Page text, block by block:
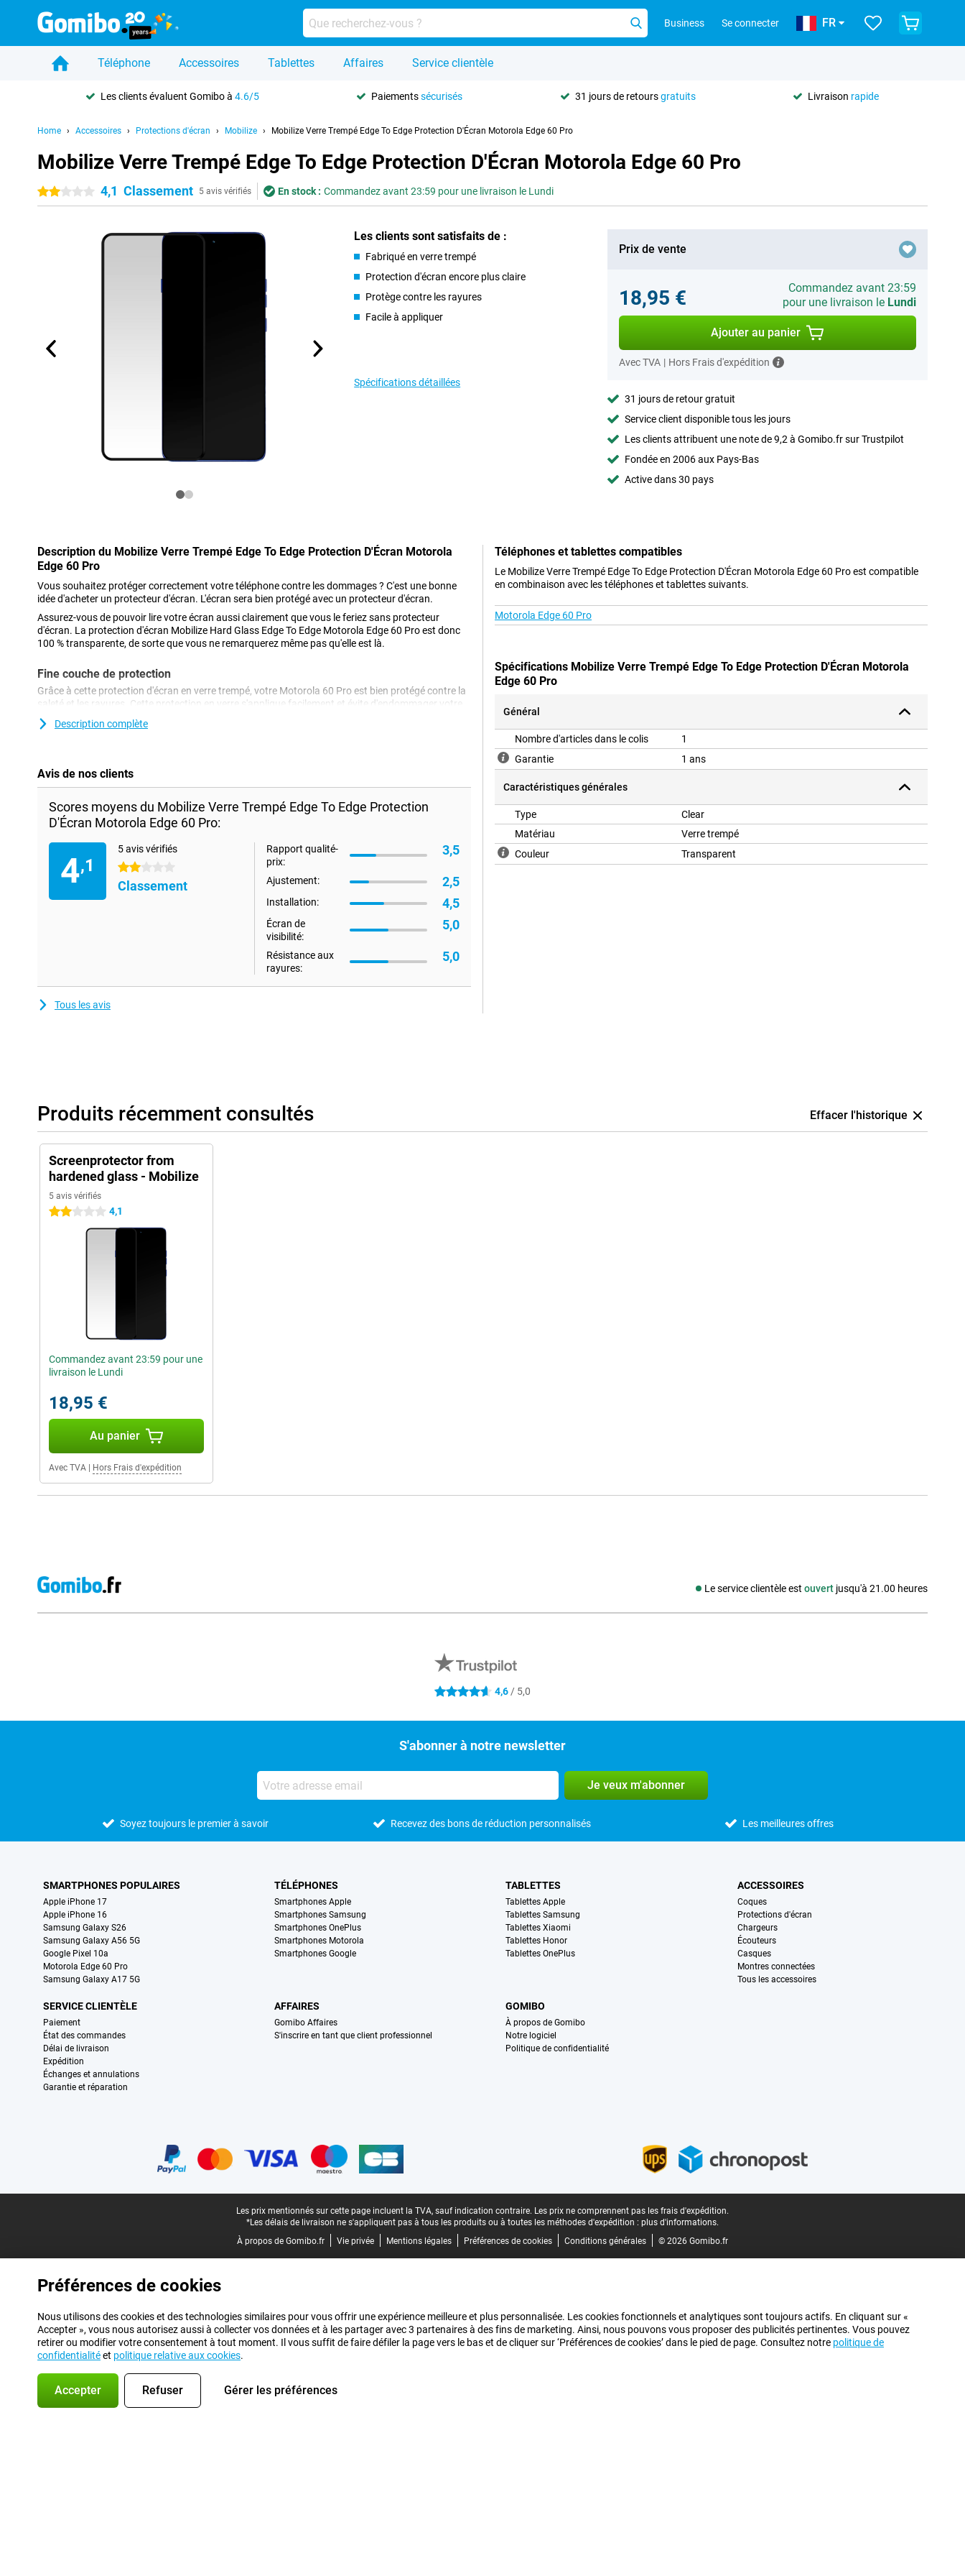
Business Se connecter FR
Téléphone Accessoires Tablettes Affaires Service clientèle
Les clients évaluent Gomibo à4.6/5 Paiementssécurisés 31 jours de retoursgratuits Livraison rapide
Home Accessoires Protections d'écran Mobilize Mobilize Verre Trempé Edge To Edge Protection D'Écran Motorola Edge 60 Pro
Mobilize Verre Trempé Edge To Edge Protection D'Écran Motorola Edge 60 Pro
2 étoiles4,1 Classement 5 avis vérifiés En stock : Commandez avant 23:59 pour une livraison le Lundi
Les clients sont satisfaits de :
Fabriqué en verre trempé
Protection d'écran encore plus claire
Protège contre les rayures
Facile à appliquer
Spécifications détaillées
Prix de vente
18,95 €
Commandez avant 23:59
pour une livraison le Lundi
Ajouter au panier
Avec TVA | Hors Frais d'expédition
31 jours de retour gratuit
Service client disponible tous les jours
Les clients attribuent une note de 9,2 à Gomibo.fr sur Trustpilot
Fondée en 2006 aux Pays-Bas
Active dans 30 pays
Description du Mobilize Verre Trempé Edge To Edge Protection D'Écran Motorola
Edge 60 Pro
Vous souhaitez protéger correctement votre téléphone contre les dommages ? C'est une bonne
idée d'acheter un protecteur d'écran. L'écran sera bien protégé avec un protecteur d'écran.
Assurez-vous de pouvoir lire votre écran aussi clairement que vous le feriez sans protecteur
d'écran. La protection d'écran Mobilize Hard Glass Edge To Edge Motorola Edge 60 Pro est donc
100 % transparente, de sorte que vous ne remarquerez même pas qu'elle est là.
Fine couche de protection
Grâce à cette protection d'écran en verre trempé, votre Motorola 60 Pro est bien protégé contre la
saleté et les rayures. Cette protection en verre s'applique facilement et évite d'endommager votre
écran.
Description complète
Avis de nos clients
Scores moyens du Mobilize Verre Trempé Edge To Edge Protection
D'Écran Motorola Edge 60 Pro:
4,1
5 avis vérifiés
2 étoiles
Classement
Rapport qualité-
prix:
3,5
Ajustement: 2,5
Installation: 4,5
Écran de
visibilité:
5,0
Résistance aux
rayures:
5,0
Tous les avis
Téléphones et tablettes compatibles
Le Mobilize Verre Trempé Edge To Edge Protection D'Écran Motorola Edge 60 Pro est compatible
en combinaison avec les téléphones et tablettes suivants.
Motorola Edge 60 Pro
Spécifications Mobilize Verre Trempé Edge To Edge Protection D'Écran Motorola
Edge 60 Pro
Général
Nombre d'articles dans le colis
1
Garantie
1 ans
Caractéristiques générales
Type
Clear
Matériau
Verre trempé
Couleur
Transparent
Produits récemment consultés Effacer l'historique
Screenprotector from
hardened glass - Mobilize
5 avis vérifiés
2 étoiles 4,1
Commandez avant 23:59 pour une
livraison le Lundi
18,95 €
Au panier
Avec TVA Hors Frais d'expédition
Le service clientèle est ouvert jusqu'à 21.00 heures
Média social
4.6 étoiles 4,6 / 5,0
S'abonner à notre newsletter
Je veux m'abonner
Soyez toujours le premier à savoir Recevez des bons de réduction personnalisés Les meilleures offres
SMARTPHONES POPULAIRES
Apple iPhone 17
Apple iPhone 16
Samsung Galaxy S26
Samsung Galaxy A56 5G
Google Pixel 10a
Motorola Edge 60 Pro
Samsung Galaxy A17 5G
TÉLÉPHONES
Smartphones Apple
Smartphones Samsung
Smartphones OnePlus
Smartphones Motorola
Smartphones Google
TABLETTES
Tablettes Apple
Tablettes Samsung
Tablettes Xiaomi
Tablettes Honor
Tablettes OnePlus
ACCESSOIRES
Coques
Protections d'écran
Chargeurs
Écouteurs
Casques
Montres connectées
Tous les accessoires
SERVICE CLIENTÈLE
Paiement
État des commandes
Délai de livraison
Expédition
Échanges et annulations
Garantie et réparation
AFFAIRES
Gomibo Affaires
S'inscrire en tant que client professionnel
GOMIBO
À propos de Gomibo
Notre logiciel
Politique de confidentialité
Les prix mentionnés sur cette page incluent la TVA, sauf indication contraire. Les prix ne comprennent pas les frais d'expédition.
*Les délais de livraison ne s'appliquent pas à tous les produits ou à toutes les méthodes d'expédition : plus d'informations.
À propos de Gomibo.fr
Vie privée Mentions légales Préférences de cookies Conditions générales © 2026 Gomibo.fr
Préférences de cookies
Nous utilisons des cookies et des technologies similaires pour vous offrir une expérience meilleure et plus personnalisée. Les cookies fonctionnels et analytiques sont toujours actifs. En cliquant sur «
Accepter », vous nous autorisez aussi à collecter vos données et à les partager avec 3 partenaires à des fins de marketing. Ainsi, nous pouvons vous proposer des publicités pertinentes. Vous pouvez
retirer ou modifier votre consentement à tout moment. Il vous suffit de faire défiler la page vers le bas et de cliquer sur ‘Préférences de cookies’ dans le pied de page. Consultez notre politique de
confidentialitéet politique relative aux cookies.
Accepter Refuser Gérer les préférences